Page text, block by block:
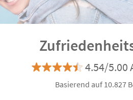
4.54/5.00
Basierend auf 10.827